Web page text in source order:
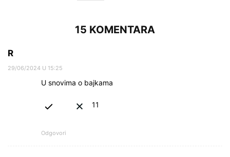
15 KOMENTARA
R
29/06/2024 U 15:25
U snovima o bajkama
11
Odgovori